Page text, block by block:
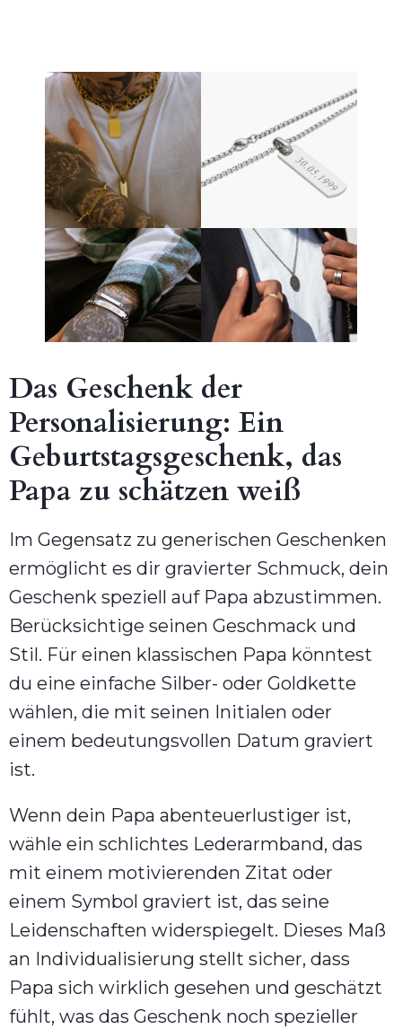
Das Geschenk der
Personalisierung: Ein
Geburtstagsgeschenk, das
Papa zu schätzen weiß
Im Gegensatz zu generischen Geschenken
ermöglicht es dir gravierter Schmuck, dein
Geschenk speziell auf Papa abzustimmen.
Berücksichtige seinen Geschmack und
Stil. Für einen klassischen Papa könntest
du eine einfache Silber- oder Goldkette
wählen, die mit seinen Initialen oder
einem bedeutungsvollen Datum graviert
ist.
Wenn dein Papa abenteuerlustiger ist,
wähle ein schlichtes Lederarmband, das
mit einem motivierenden Zitat oder
einem Symbol graviert ist, das seine
Leidenschaften widerspiegelt. Dieses Maß
an Individualisierung stellt sicher, dass
Papa sich wirklich gesehen und geschätzt
fühlt, was das Geschenk noch spezieller